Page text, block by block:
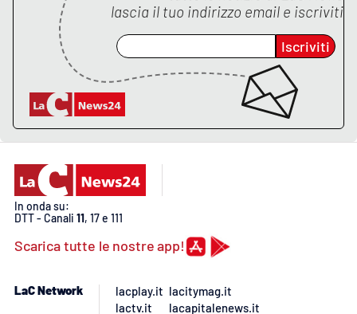
EDIZIONI
LOCALI
Catanzaro
Crotone
Vibo Valentia
Reggio Calabria
Cosenza
Lamezia Terme
lascia il tuo indirizzo email e iscriviti
Iscriviti
In onda su:
DTT - Canali 11, 17 e 111
Scarica tutte le nostre app!
LaC Network
lacplay.it
lactv.it
lacitymag.it
lacapitalenews.it